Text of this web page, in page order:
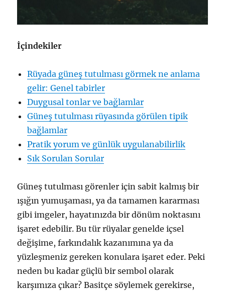
İçindekiler
Rüyada güneş tutulması görmek ne anlama
gelir: Genel tabirler
Duygusal tonlar ve bağlamlar
Güneş tutulması rüyasında görülen tipik
bağlamlar
Pratik yorum ve günlük uygulanabilirlik
Sık Sorulan Sorular
Güneş tutulması görenler için sabit kalmış bir
ışığın yumuşaması, ya da tamamen kararması
gibi imgeler, hayatınızda bir dönüm noktasını
işaret edebilir. Bu tür rüyalar genelde içsel
değişime, farkındalık kazanımına ya da
yüzleşmeniz gereken konulara işaret eder. Peki
neden bu kadar güçlü bir sembol olarak
karşımıza çıkar? Basitçe söylemek gerekirse,